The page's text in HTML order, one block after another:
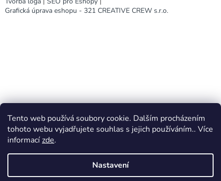
Tento web používá soubory cookie. Dalším procházením
tohoto webu vyjadřujete souhlas s jejich používáním.. Více
informacízde.
Nastavení
Grafická úprava eshopu - 321 CREATIVE CREW s.r.o.
DARA design
Vytvořil Shoptet